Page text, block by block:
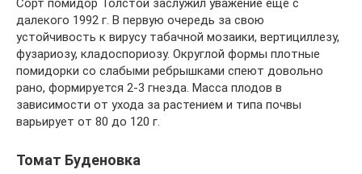
Сорт помидор Толстой заслужил уважение еще с
далекого 1992 г. В первую очередь за свою
устойчивость к вирусу табачной мозаики, вертициллезу,
фузариозу, кладоспориозу. Округлой формы плотные
помидорки со слабыми ребрышками спеют довольно
рано, формируется 2-3 гнезда. Масса плодов в
зависимости от ухода за растением и типа почвы
варьирует от 80 до 120 г.
Томат Буденовка